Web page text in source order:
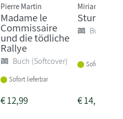
Pierre Martin
Madame le
Commissaire
und die tödliche
Rallye
Buch (Softcover)
Sofort lieferbar
€12,99
Miriam Georg
Sturmland
Buch
Sofort
€14,00